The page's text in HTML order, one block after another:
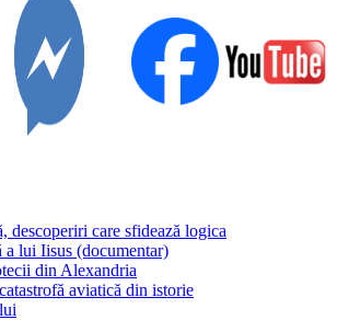
descoperiri care sfidează logica
a lui Iisus (documentar)
din Alexandria
aviatică din istorie